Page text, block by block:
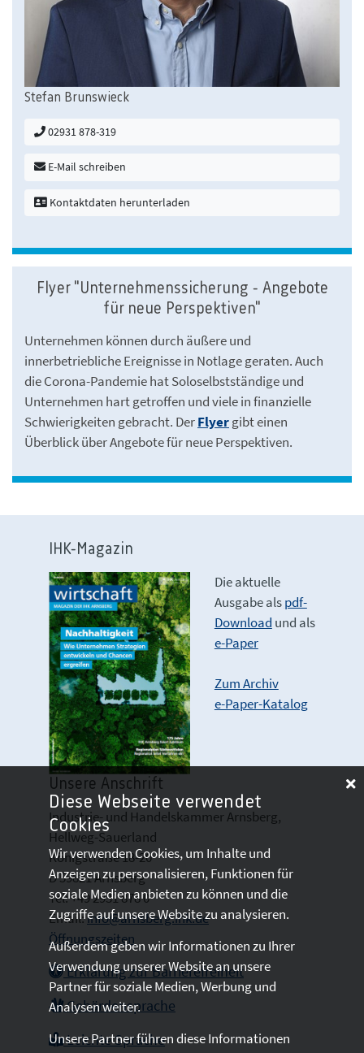
Stefan Brunswieck
02931 878-319
E-Mail schreiben
Kontaktdaten herunterladen
Flyer "Unternehmenssicherung - Angebote
für neue Perspektiven"
Unternehmen können durch äußere und
innerbetriebliche Ereignisse in Notlage geraten. Auch
die Corona-Pandemie hat Soloselbstständige und
Unternehmen hart getroffen und viele in finanzielle
Schwierigkeiten gebracht. DerFlyergibt einen
Überblick über Angebote für neue Perspektiven.
IHK-Magazin
Die aktuelle
Ausgabe alspdf-
Download und als
e-Paper
Zum Archiv
e-Paper-Katalog
Unsere Anschrift
Industrie- und Handelskammer Arnsberg,
Hellweg-Sauerland
Königstraße 18-20
D 59821 Arnsberg
Tel: +49 2931 878 0
Email:info@arnsberg.ihk.de
Öffnungszeiten
Erklärung zur Barrierefreiheit
Gebärdensprache
Leichte Sprache
Diese Webseite verwendet
Cookies
Wir verwenden Cookies, um Inhalte und
Anzeigen zu personalisieren, Funktionen für
soziale Medien anbieten zu können und die
Zugriffe auf unsere Website zu analysieren.
Außerdem geben wir Informationen zu Ihrer
Verwendung unserer Website an unsere
Partner für soziale Medien, Werbung und
Analysen weiter.
Unsere Partner führen diese Informationen